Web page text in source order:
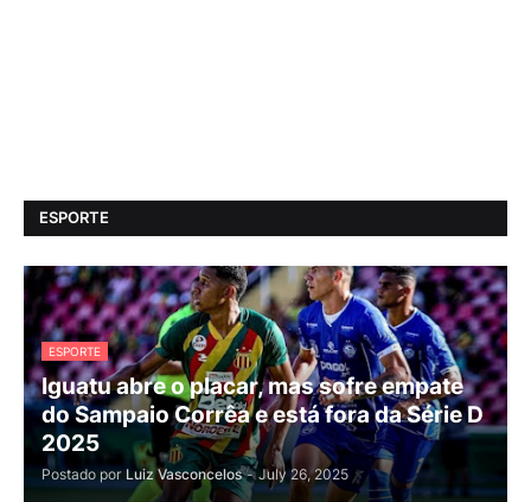
ESPORTE
ESPORTE
Iguatu abre o placar, mas sofre empate
do Sampaio Corrêa e está fora da Série D
2025
Postado por Luiz Vasconcelos - July 26, 2025